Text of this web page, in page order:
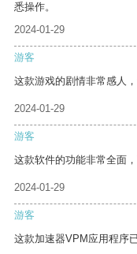
悉操作。
2024-01-29
游客
这款游戏的剧情非常感人
2024-01-29
游客
这款软件的功能非常全面
2024-01-29
游客
这款加速器VPM应用程序